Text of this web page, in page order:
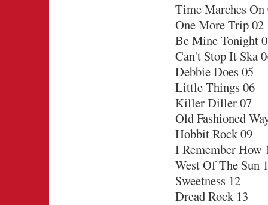
Time Marches On
One More Trip 02
Be Mine Tonight
Can't Stop It Ska
Debbie Does 05
Little Things 06
Killer Diller 07
Old Fashioned
Hobbit Rock 09
I Remember How
West Of The Sun
Sweetness 12
Dread Rock 13